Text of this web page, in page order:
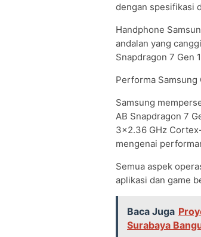
dengan spesifikasi
Handphone
andalan yang
Snapdragon 7 Gen
Performa Samsung
Samsung
AB Snapdragon 7
3×2.36 GHz
mengenai
Semua aspek
aplikasi dan game
Baca Juga
Surabaya